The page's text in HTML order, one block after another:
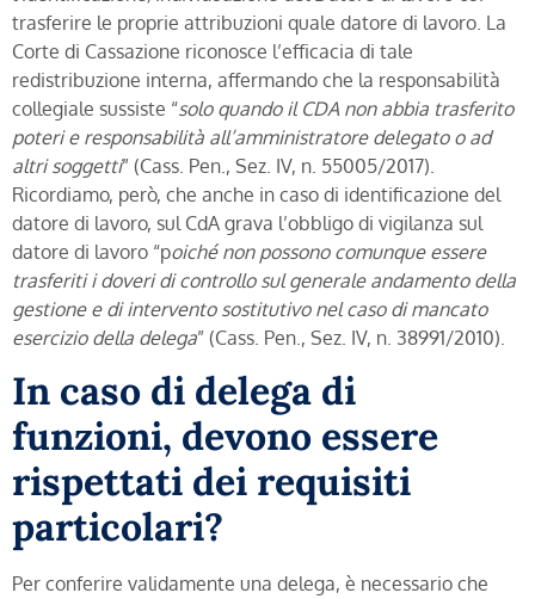
trasferire le proprie attribuzioni quale datore di lavoro. La
Corte di Cassazione riconosce l’efficacia di tale
redistribuzione interna, affermando che la responsabilità
collegiale sussiste “solo quando il CDA non abbia trasferito
poteri e responsabilità all’amministratore delegato o ad
altri soggetti” (Cass. Pen., Sez. IV, n. 55005/2017).
Ricordiamo, però, che anche in caso di identificazione del
datore di lavoro, sul CdA grava l’obbligo di vigilanza sul
datore di lavoro “poiché non possono comunque essere
trasferiti i doveri di controllo sul generale andamento della
gestione e di intervento sostitutivo nel caso di mancato
esercizio della delega” (Cass. Pen., Sez. IV, n. 38991/2010).
In caso di delega di
funzioni, devono essere
rispettati dei requisiti
particolari?
Per conferire validamente una delega, è necessario che